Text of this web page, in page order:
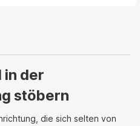
in der
stöbern
die sich selten von